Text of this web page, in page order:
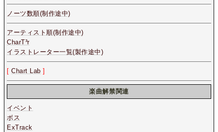
ノーツ数順(制作途中)
アーティスト順(制作途中)
CharT³r
イラストレーター一覧(製作途中)
[Chart Lab ]
楽曲解禁関連
イベント
ボス
ExTrack